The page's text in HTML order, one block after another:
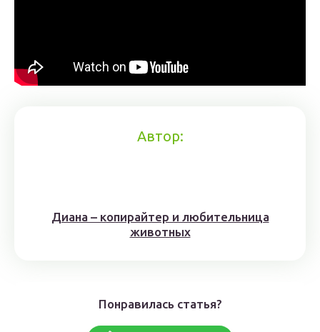
Автор:
Диана – копирайтер и любительница
животных
Понравилась статья?